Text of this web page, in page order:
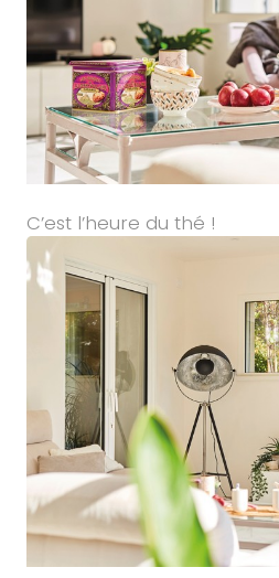
C’est l’heure du thé !